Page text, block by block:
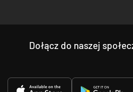
Dołącz do naszej